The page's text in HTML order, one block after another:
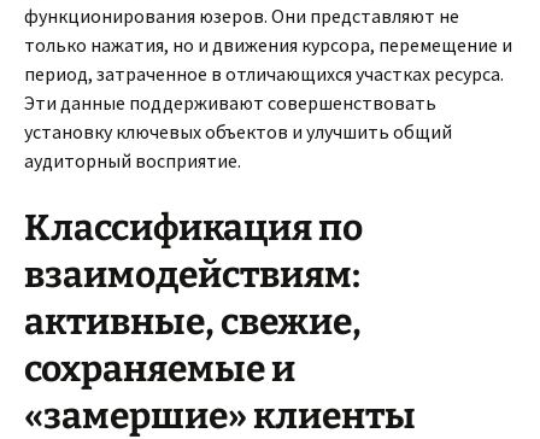
функционирования юзеров. Они представляют не
только нажатия, но и движения курсора, перемещение и
период, затраченное в отличающихся участках ресурса.
Эти данные поддерживают совершенствовать
установку ключевых объектов и улучшить общий
аудиторный восприятие.
Классификация по
взаимодействиям:
активные, свежие,
сохраняемые и
«замершие» клиенты